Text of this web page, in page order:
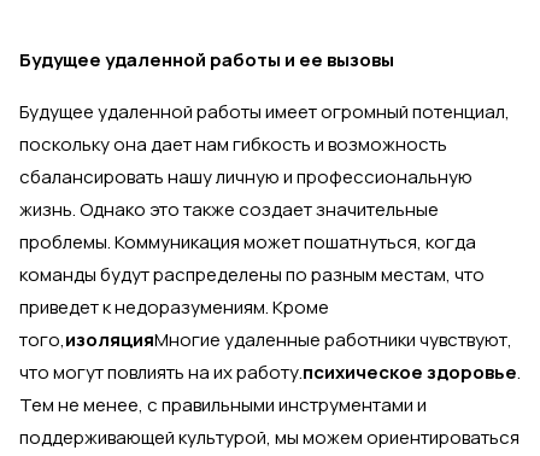
Будущее удаленной работы и ее вызовы
Будущее удаленной работы имеет огромный потенциал,
поскольку она дает нам гибкость и возможность
сбалансировать нашу личную и профессиональную
жизнь. Однако это также создает значительные
проблемы. Коммуникация может пошатнуться, когда
команды будут распределены по разным местам, что
приведет к недоразумениям. Кроме
того,изоляцияМногие удаленные работники чувствуют,
что могут повлиять на их работу.психическое здоровье.
Тем не менее, с правильными инструментами и
поддерживающей культурой, мы можем ориентироваться